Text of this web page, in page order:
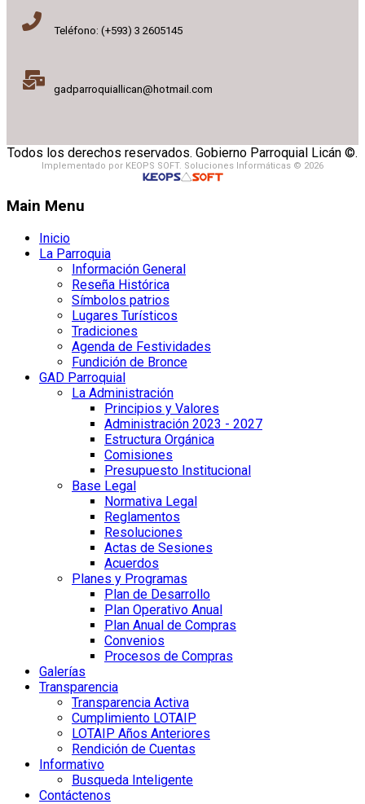
Teléfono: (+593) 3 2605145
gadparroquiallican@hotmail.com
Todos los derechos reservados. Gobierno Parroquial Licán ©.
Implementado por KEOPS SOFT. Soluciones Informáticas © 2026
Main Menu
Inicio
La Parroquia
Información General
Reseña Histórica
Símbolos patrios
Lugares Turísticos
Tradiciones
Agenda de Festividades
Fundición de Bronce
GAD Parroquial
La Administración
Principios y Valores
Administración 2023 - 2027
Estructura Orgánica
Comisiones
Presupuesto Institucional
Base Legal
Normativa Legal
Reglamentos
Resoluciones
Actas de Sesiones
Acuerdos
Planes y Programas
Plan de Desarrollo
Plan Operativo Anual
Plan Anual de Compras
Convenios
Procesos de Compras
Galerías
Transparencia
Transparencia Activa
Cumplimiento LOTAIP
LOTAIP Años Anteriores
Rendición de Cuentas
Informativo
Busqueda Inteligente
Contáctenos